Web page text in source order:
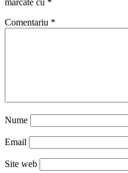
marcate cu *
Comentariu *
Nume
Email
Site web